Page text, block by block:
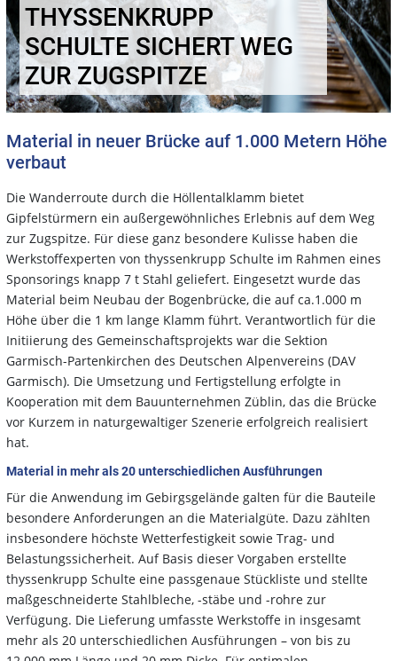
THYSSENKRUPP
SCHULTE SICHERT WEG
ZUR ZUGSPITZE
Material in neuer Brücke auf 1.000 Metern Höhe
verbaut
Die Wanderroute durch die Höllentalklamm bietet
Gipfelstürmern ein außergewöhnliches Erlebnis auf dem Weg
zur Zugspitze. Für diese ganz besondere Kulisse haben die
Werkstoffexperten von thyssenkrupp Schulte im Rahmen eines
Sponsorings knapp 7 t Stahl geliefert. Eingesetzt wurde das
Material beim Neubau der Bogenbrücke, die auf ca.1.000 m
Höhe über die 1 km lange Klamm führt. Verantwortlich für die
Initiierung des Gemeinschaftsprojekts war die Sektion
Garmisch-Partenkirchen des Deutschen Alpenvereins (DAV
Garmisch). Die Umsetzung und Fertigstellung erfolgte in
Kooperation mit dem Bauunternehmen Züblin, das die Brücke
vor Kurzem in naturgewaltiger Szenerie erfolgreich realisiert
hat.
Material in mehr als 20 unterschiedlichen Ausführungen
Für die Anwendung im Gebirgsgelände galten für die Bauteile
besondere Anforderungen an die Materialgüte. Dazu zählten
insbesondere höchste Wetterfestigkeit sowie Trag- und
Belastungssicherheit. Auf Basis dieser Vorgaben erstellte
thyssenkrupp Schulte eine passgenaue Stückliste und stellte
maßgeschneiderte Stahlbleche, -stäbe und -rohre zur
Verfügung. Die Lieferung umfasste Werkstoffe in insgesamt
mehr als 20 unterschiedlichen Ausführungen – von bis zu